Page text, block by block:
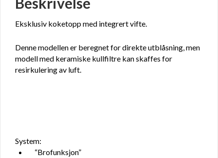
Eksklusiv koketopp med integrert vifte.
Denne modellen er beregnet for direkte utblåsning, men
modell med keramiske kullfiltre kan skaffes for
resirkulering av luft.
System:
“Brofunksjon”